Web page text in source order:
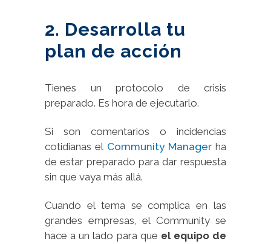
2. Desarrolla tu
plan de acción
Tienes un protocolo de crisis
preparado. Es hora de ejecutarlo.
Si son comentarios o incidencias
cotidianas el Community Managerha
de estar preparado para dar respuesta
sin que vaya más allá.
Cuando el tema se complica en las
grandes empresas, el Community se
hace a un lado para que el equipo de